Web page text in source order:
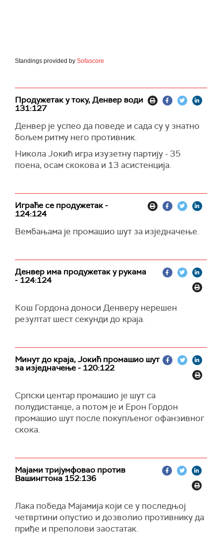
Standings provided by Sofascore
Продужетак у току, Денвер води
131:127
Денвер је успео да поведе и сада су у знатно
бољем ритму него противник.
Никола Јокић игра изузетну партију - 35
поена, осам скокова и 13 асистенција.
Играће се продужетак -
124:124
Вембањама је промашио шут за изједначење.
Денвер има продужетак у рукама
- 124:124
Кош Гордона доноси Денверу нерешен
резултат шест секунди до краја.
Минут до краја, Јокић промашио шут
за изједначење - 120:122
Српски центар промашио је шут са
полудистанце, а потом је и Ерон Гордон
промашио шут после покупљеног офанзивног
скока.
Мајами тријумфовао против
Вашингтона 152:136
Лака победа Мајамија који се у последњој
четвртини опустио и дозволио противнику да
приђе и преполови заостатак.